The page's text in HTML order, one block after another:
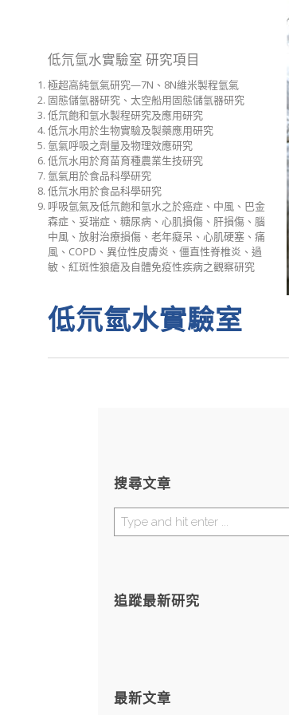
低氘氫水實驗室
低氘氫水實驗室 研究項目
極超高純氫氣研究—7N、8N維米製程氫氣
固態儲氫器研究、太空船用固態儲氫器研究
低氘飽和氫水製程研究及應用研究
低氘水用於生物實驗及製藥應用研究
氫氣呼吸之劑量及物理效應研究
低氘水用於育苗育種農業生技研究
氫氣用於食品科學研究
低氘水用於食品科學研究
呼吸氫氣及低氘飽和氫水之於癌症、中風、巴金
森症、妥瑞症、糖尿病、心肌損傷、肝損傷、腦
中風、放射治療損傷、老年癡呆、心肌硬塞、痛
風、COPD、異位性皮膚炎、僵直性脊椎炎、過
敏、紅斑性狼瘡及自體免疫性疾病之觀察研究
搜尋文章
追蹤最新研究
最新文章